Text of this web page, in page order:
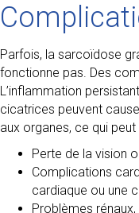
Parfois, la sarcoïdose
fonctionne pas. Des
L’inflammation
cicatrices peuvent
aux organes, ce qui
Perte de la vision
Complications
cardiaque ou une
Problèmes